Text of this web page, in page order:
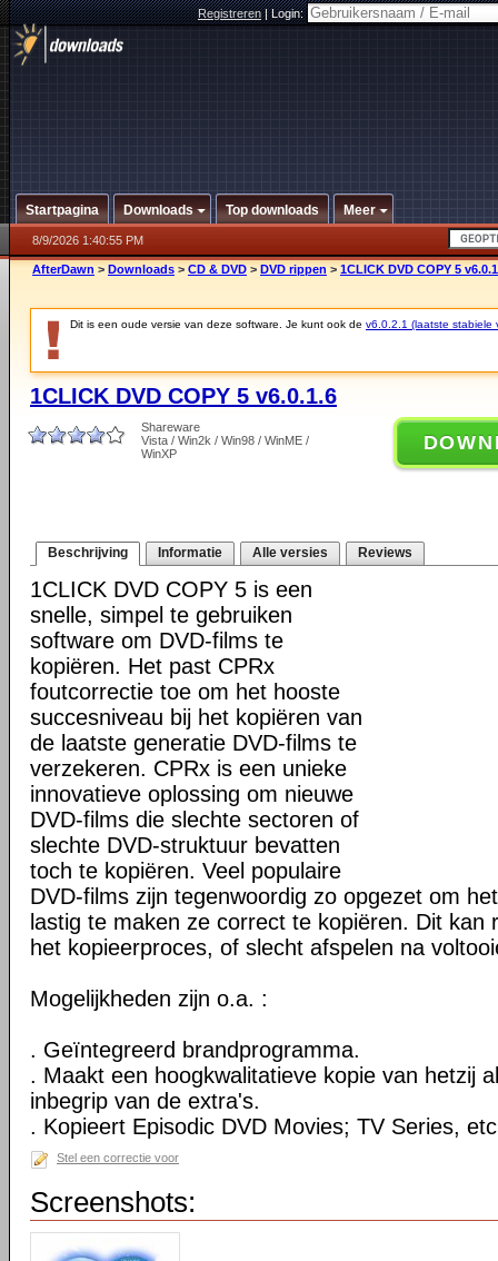
Registreren|Login:
Startpagina Downloads Top downloads Meer
8/9/2026 1:40:55 PM
AfterDawn > Downloads > CD & DVD > DVD rippen > 1CLICK DVD COPY 5
Dit is een oude versie van deze software. Je kunt ook de v6.0.2.1 (laatste stabiele
1CLICK DVD COPY 5 v6.0.1.6
Shareware
Vista / Win2k / Win98 / WinME /
WinXP
Beschrijving Informatie Alle versies Reviews
1CLICK DVD COPY 5 is een
snelle, simpel te gebruiken
software om DVD-films te
kopiëren. Het past CPRx
foutcorrectie toe om het hooste
succesniveau bij het kopiëren van
de laatste generatie DVD-films te
verzekeren. CPRx is een unieke
innovatieve oplossing om nieuwe
DVD-films die slechte sectoren of
slechte DVD-struktuur bevatten
toch te kopiëren. Veel populaire
DVD-films zijn tegenwoordig zo opgezet om
lastig te maken ze correct te kopiëren. Dit kan
het kopieerproces, of slecht afspelen na
Mogelijkheden zijn o.a. :
. Geïntegreerd brandprogramma.
. Maakt een hoogkwalitatieve kopie van hetzij
inbegrip van de extra's.
. Kopieert Episodic DVD Movies; TV Series,
Stel een correctie voor
Screenshots: